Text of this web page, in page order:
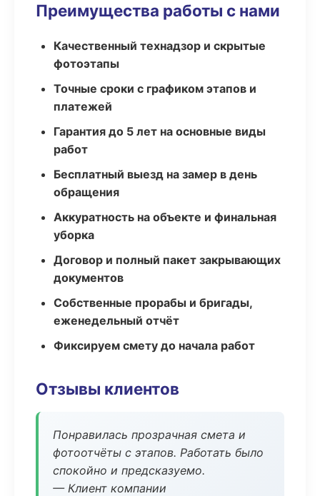
Преимущества работы с нами
Качественный технадзор и скрытые
фотоэтапы
Точные сроки с графиком этапов и
платежей
Гарантия до 5 лет на основные виды
работ
Бесплатный выезд на замер в день
обращения
Аккуратность на объекте и финальная
уборка
Договор и полный пакет закрывающих
документов
Собственные прорабы и бригады,
еженедельный отчёт
Фиксируем смету до начала работ
Отзывы клиентов
Понравилась прозрачная смета и
фотоотчёты с этапов. Работать было
спокойно и предсказуемо.
— Клиент компании